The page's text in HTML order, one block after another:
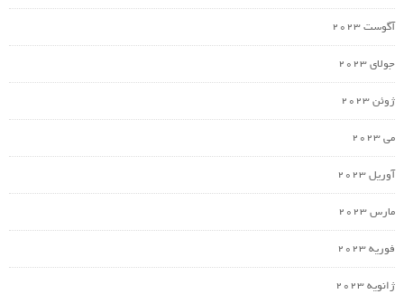
آگوست 2023
جولای 2023
ژوئن 2023
می 2023
آوریل 2023
مارس 2023
فوریه 2023
ژانویه 2023